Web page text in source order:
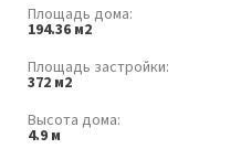
Площадь дома:
194.36 м2
Площадь застройки:
372 м2
Высота дома:
4.9 м